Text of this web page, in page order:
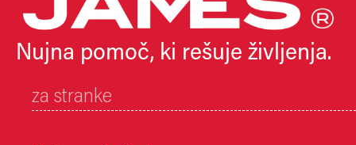
Nujna pomoč, ki rešuje življenja.
za stranke